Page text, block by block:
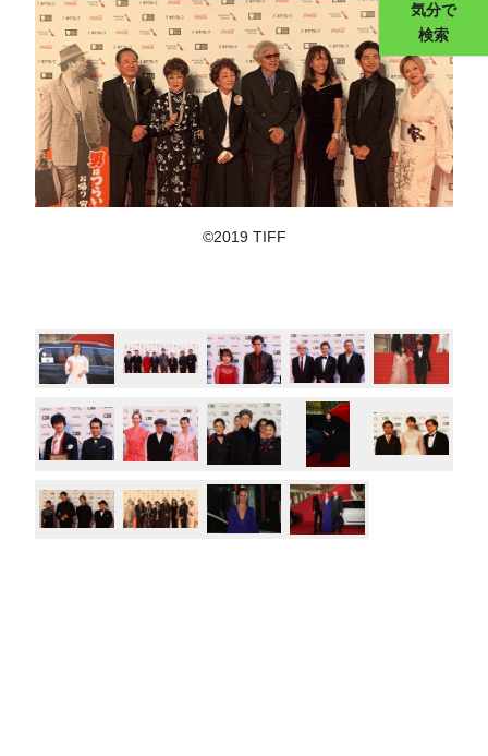
気分で
検索
©2019 TIFF